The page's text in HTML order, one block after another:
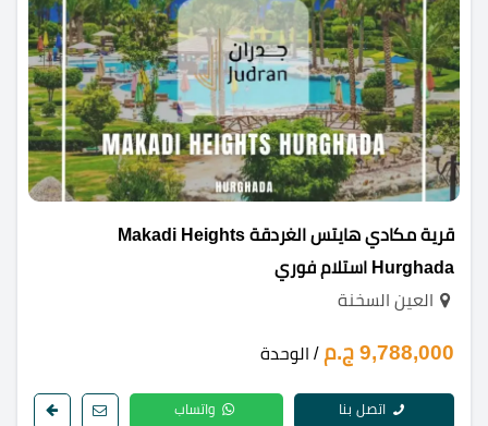
قرية مكادي هايتس الغردقة Makadi Heights
Hurghada استلام فوري
العين السخنة
9,788,000 ج.م / الوحدة
اتصل بنا واتساب